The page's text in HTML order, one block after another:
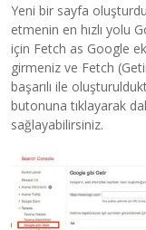
Yeni bir sayfa
etmenin en hızlı yolu
için Fetch as Google
girmeniz ve Fetch
başarılı ile
butonuna tıklayarak
sağlayabilirsiniz.